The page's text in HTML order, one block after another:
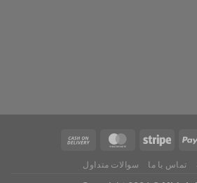
تماس با ما سوالات متداول